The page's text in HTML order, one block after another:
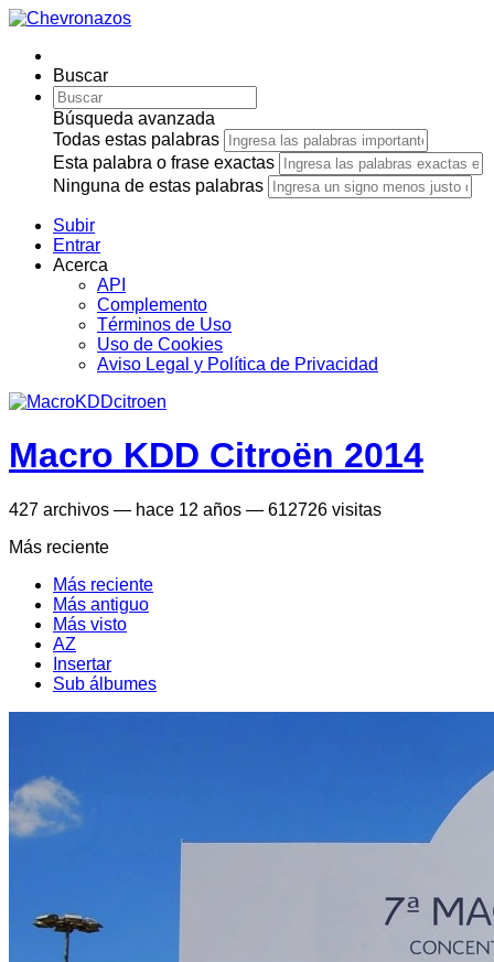
Buscar
Búsqueda avanzada
Todas estas palabras
Esta palabra o frase exactas
Ninguna de estas palabras
Subir
Entrar
Acerca
API
Complemento
Términos de Uso
Uso de Cookies
Aviso Legal y Política de Privacidad
Macro KDD Citroën 2014
427 archivos — hace 12 años — 612726 visitas
Más reciente
Más reciente
Más antiguo
Más visto
AZ
Insertar
Sub álbumes